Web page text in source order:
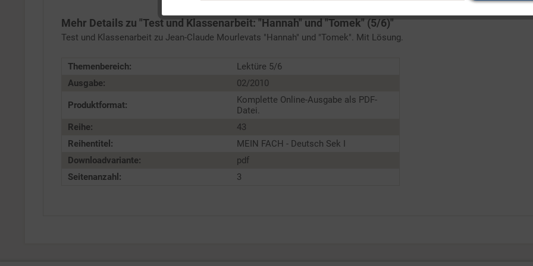
Mehr Details zu "Test und Klassenarbeit: "Hannah" und "Tomek" (5/6)"
Test und Klassenarbeit zu Jean-Claude Mourlevats "Hannah" und "Tomek". Mit Lösung.
Themenbereich:
Lektüre 5/6
Ausgabe:
02/2010
Produktformat:
Komplette Online-Ausgabe als PDF-
Datei.
Reihe:
43
Reihentitel:
MEIN FACH - Deutsch Sek I
Downloadvariante:
pdf
Seitenanzahl:
3
Service